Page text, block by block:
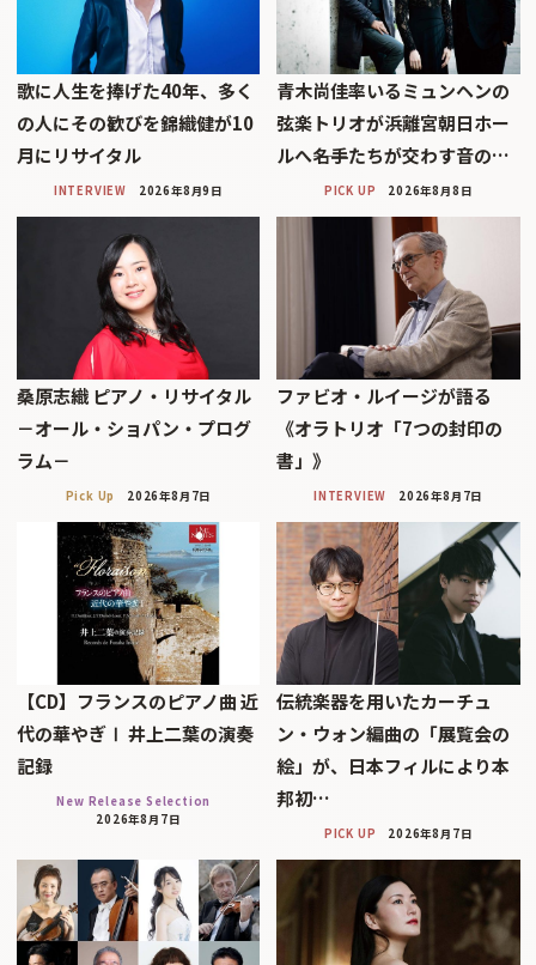
歌に人生を捧げた40年、多く
の人にその歓びを錦織健が10
月にリサイタル
INTERVIEW 2026年8月9日
青木尚佳率いるミュンヘンの
弦楽トリオが浜離宮朝日ホー
ルへ――名手たちが交わす音の…
PICK UP 2026年8月8日
桑原志織 ピアノ・リサイタル
－オール・ショパン・プログ
ラム－
Pick Up 2026年8月7日
ファビオ・ルイージが語る
《オラトリオ「7つの封印の
書」》
INTERVIEW 2026年8月7日
【CD】フランスのピアノ曲 近
代の華やぎⅠ 井上二葉の演奏
記録
New Release Selection
2026年8月7日
伝統楽器を用いたカーチュ
ン・ウォン編曲の「展覧会の
絵」が、日本フィルにより本
邦初…
PICK UP 2026年8月7日